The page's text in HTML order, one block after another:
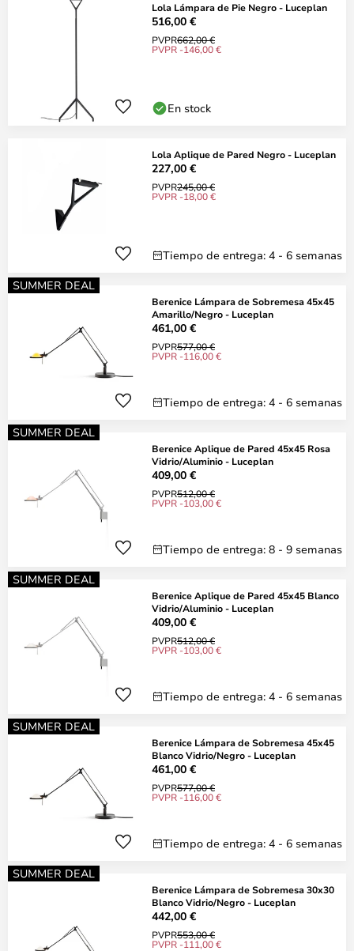
Lola Lámpara de Pie Negro - Luceplan
516,00 €
PVPR662,00 €
PVPR -146,00 €
En stock
Lola Aplique de Pared Negro - Luceplan
227,00 €
PVPR245,00 €
PVPR -18,00 €
Tiempo de entrega: 4 - 6 semanas
SUMMER DEAL
Berenice Lámpara de Sobremesa 45x45
Amarillo/Negro - Luceplan
461,00 €
PVPR577,00 €
PVPR -116,00 €
Tiempo de entrega: 4 - 6 semanas
SUMMER DEAL
Berenice Aplique de Pared 45x45 Rosa
Vidrio/Aluminio - Luceplan
409,00 €
PVPR512,00 €
PVPR -103,00 €
Tiempo de entrega: 8 - 9 semanas
SUMMER DEAL
Berenice Aplique de Pared 45x45 Blanco
Vidrio/Aluminio - Luceplan
409,00 €
PVPR512,00 €
PVPR -103,00 €
Tiempo de entrega: 4 - 6 semanas
SUMMER DEAL
Berenice Lámpara de Sobremesa 45x45
Blanco Vidrio/Negro - Luceplan
461,00 €
PVPR577,00 €
PVPR -116,00 €
Tiempo de entrega: 4 - 6 semanas
SUMMER DEAL
Berenice Lámpara de Sobremesa 30x30
Blanco Vidrio/Negro - Luceplan
442,00 €
PVPR553,00 €
PVPR -111,00 €